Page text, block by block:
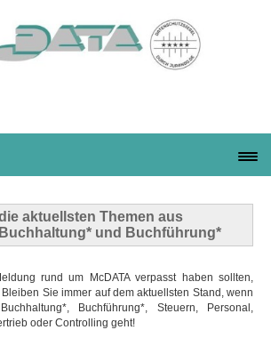
aktuellsten Themen aus
und Buchführung*
rund um McDATA verpasst haben sollten,
Sie immer auf dem aktuellsten Stand, wenn
Buchführung*, Steuern, Personal,
oder Controlling geht!